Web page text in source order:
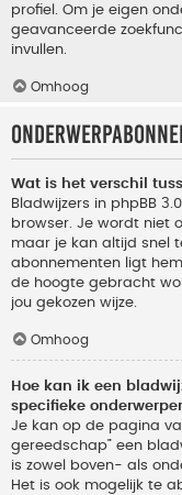
profiel. Om je eigen
geavanceerde
invullen.
Omhoog
Wat is het verschil
Bladwijzers in phpBB
browser. Je wordt niet
maar je kan altijd snel
abonnementen ligt
de hoogte gebracht
jou gekozen wijze.
Omhoog
Hoe kan ik een
specifieke
Je kan op de pagina
gereedschap” een
is zowel boven- als
Het is ook mogelijk te